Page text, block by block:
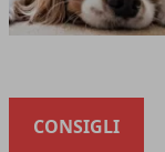
CONSIGLI